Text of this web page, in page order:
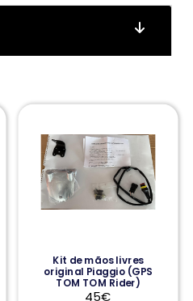
Kit de mãos livres
original Piaggio (GPS
TOM TOM Rider)
45€